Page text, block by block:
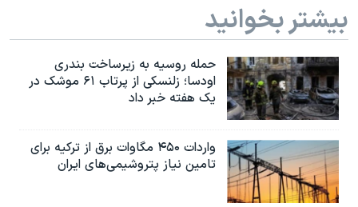
بیشتر بخوانید
حمله روسیه به زیرساخت بندری
اودسا؛ زلنسکی از پرتاب ۶۱ موشک در
یک هفته خبر داد
واردات ۴۵۰ مگاوات برق از ترکیه برای
تامین نیاز پتروشیمی‌های ایران